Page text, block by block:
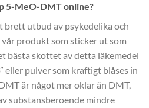
5-MeO-DMT online?
brett utbud av psykedelika och
produkt som sticker ut som
bästa skottet av detta läkemedel
eller pulver som kraftigt blåses in
är något mer oklar än DMT,
substansberoende mindre